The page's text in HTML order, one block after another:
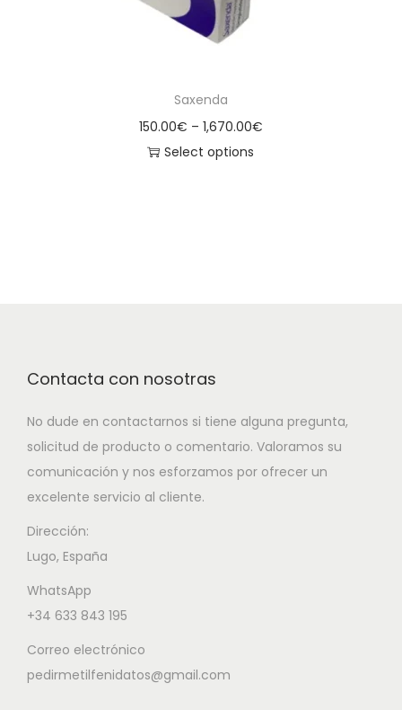
Saxenda
150.00€ – 1,670.00€
Select options
Contacta con nosotras
No dude en contactarnos si tiene alguna pregunta,
solicitud de producto o comentario. Valoramos su
comunicación y nos esforzamos por ofrecer un
excelente servicio al cliente.
Dirección:
Lugo, España
WhatsApp
+34 633 843 195
Correo electrónico
pedirmetilfenidatos@gmail.com